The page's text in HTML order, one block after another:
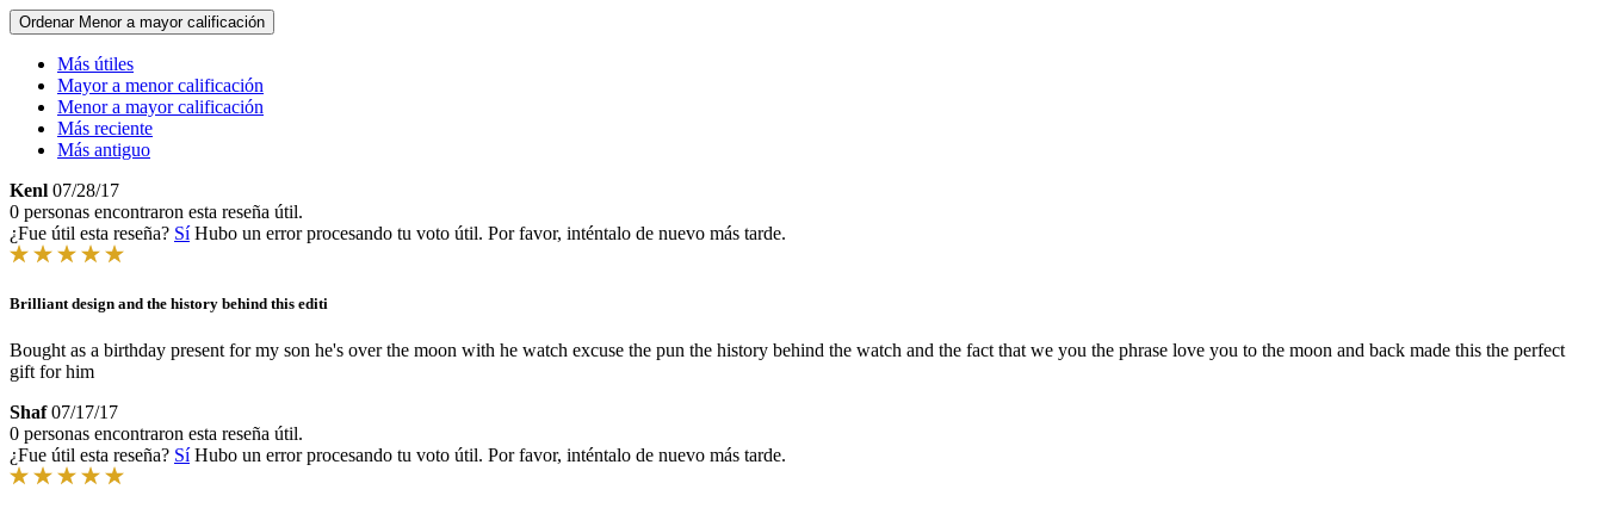
Ordenar Menor a mayor calificación
Más útiles
Mayor a menor calificación
Menor a mayor calificación
Más reciente
Más antiguo
Kenl 07/28/17
0 personas encontraron esta reseña útil.
¿Fue útil esta reseña? Sí Hubo un error procesando tu voto útil. Por favor, inténtalo de nuevo más tarde.
Brilliant design and the history behind this editi
Bought as a birthday present for my son he's over the moon with he watch excuse the pun the history behind the watch and the fact that we you the phrase love you to the moon and back made this the perfect
gift for him
Shaf 07/17/17
0 personas encontraron esta reseña útil.
¿Fue útil esta reseña? Sí Hubo un error procesando tu voto útil. Por favor, inténtalo de nuevo más tarde.